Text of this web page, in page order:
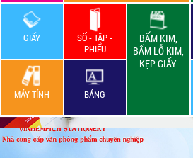
GIẤY
SỔ - TẬP -
PHIẾU
BẤM KIM,
BẤM LỖ KIM,
KẸP GIẤY
MÁY TÍNH BẢNG